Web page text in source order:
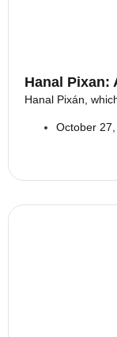
Hanal Pixan:
Hanal Pixán,
October